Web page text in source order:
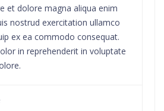
et dolore magna aliqua enim
nostrud exercitation ullamco
ex ea commodo consequat.
in reprehenderit in voluptate